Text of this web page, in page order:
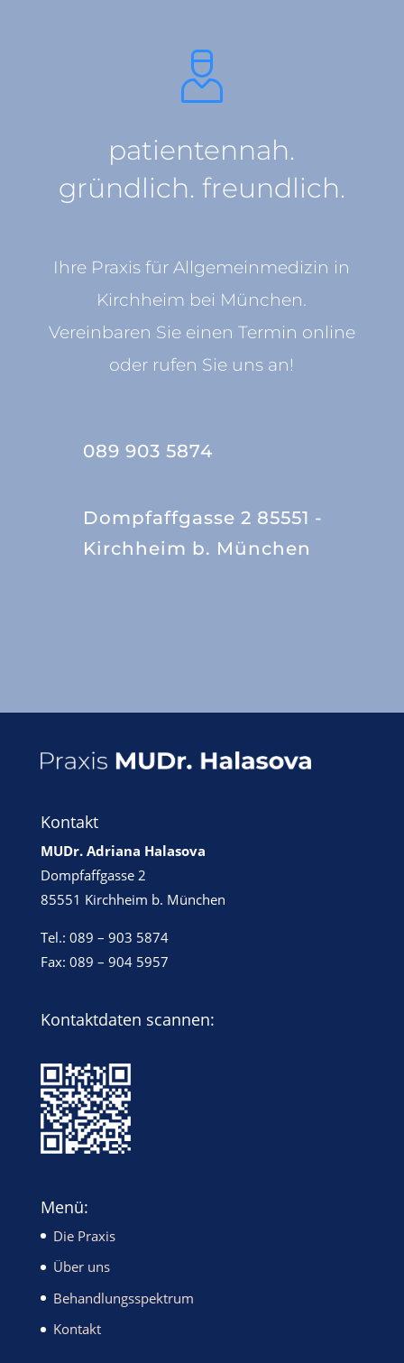
patientennah.
gründlich. freundlich.
Ihre Praxis für Allgemeinmedizin in
Kirchheim bei München.
Vereinbaren Sie einen Termin online
oder rufen Sie uns an!
089 903 5874
Dompfaffgasse 2 85551 -
Kirchheim b. München
Kontakt
MUDr. Adriana Halasova
Dompfaffgasse 2
85551 Kirchheim b. München
Tel.: 089 – 903 5874
Fax: 089 – 904 5957
Kontaktdaten scannen:
Menü:
Die Praxis
Über uns
Behandlungsspektrum
Kontakt